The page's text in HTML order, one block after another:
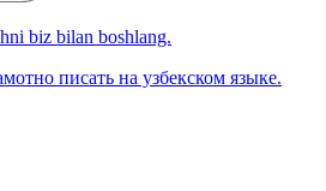
biz bilan boshlang.
писать на узбекском языке.